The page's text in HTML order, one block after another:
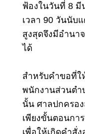
ฟ้องในวันที่ 8 มี
เวลา 90 วันนับ
สูงสุดจึงมีอำนา
ได้
สำหรับคำขอที่ใ
พนักงานส่วนตำ
นั้น ศาลปกครอ
เพียงขั้นตอนกา
เพื่อให้เกิดคำสั่